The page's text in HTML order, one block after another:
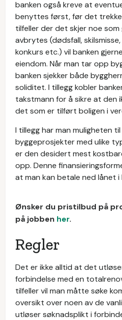
banken også kreve at
benyttes først, før det
tilfeller der det skjer noe
avbrytes (dødsfall,
konkurs etc.) vil banken
eiendom. Når man tar opp
banken sjekker både
soliditet. I tillegg kobler
takstmann for å sikre at den
det som er tilført boligen i
I tillegg har man muligheten
byggeprosjekter med ulike
er den desidert mest
opp. Denne
at man kan betale ned lånet
Ønsker du pristilbud på
på jobben her.
Regler
Det er ikke alltid at det
forbindelse med en
tilfeller vil man måtte søke
oversikt over noen av de
utløser søknadsplikt i